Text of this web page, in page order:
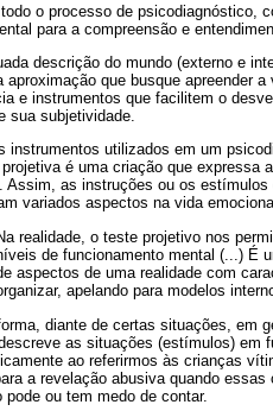
o processo de psicodiagnóstico,
para a compreensão e
descrição do mundo (externo e
aproximação que busque apreender
e instrumentos que facilitem o
sua subjetividade.
instrumentos utilizados em um
é uma criação que expressa
Assim, as instruções ou os
variados aspectos na vida
realidade, o teste projetivo nos
de funcionamento mental (...) É
aspectos de uma realidade com
apelando para modelos
diante de certas situações, em
as situações (estímulos) em
ao referirmos às crianças
a revelação abusiva quando
pode ou tem medo de contar.